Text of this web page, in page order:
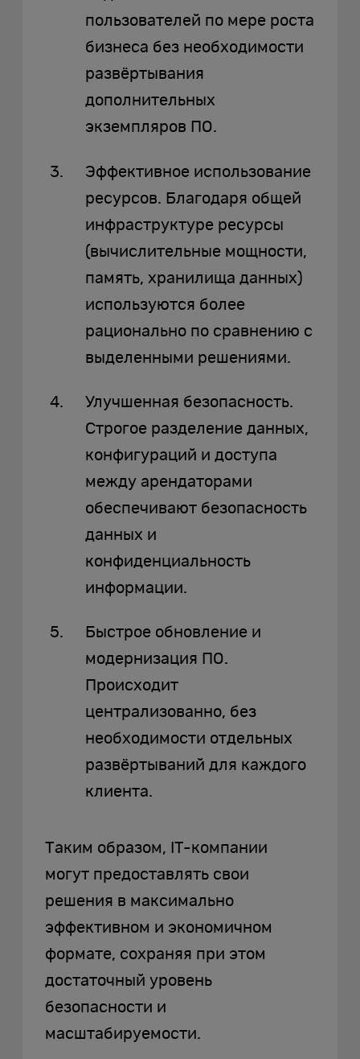
пользователей по мере роста
бизнеса без необходимости
развёртывания
дополнительных
экземпляров ПО.
Эффективное использование
ресурсов. Благодаря общей
инфраструктуре ресурсы
(вычислительные мощности,
память, хранилища данных)
используются более
рационально по сравнению с
выделенными решениями.
Улучшенная безопасность.
Строгое разделение данных,
конфигураций и доступа
между арендаторами
обеспечивают безопасность
данных и
конфиденциальность
информации.
Быстрое обновление и
модернизация ПО.
Происходит
централизованно, без
необходимости отдельных
развёртываний для каждого
клиента.
Таким образом, IT-компании
могут предоставлять свои
решения в максимально
эффективном и экономичном
формате, сохраняя при этом
достаточный уровень
безопасности и
масштабируемости.